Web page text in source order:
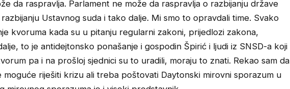
da raspravlja. Parlament ne može da raspravlja o razbijanju države
Ustavnog suda i tako dalje. Mi smo to opravdali time. Svako
kvoruma kada su u pitanju regularni zakoni, prijedlozi zakona,
to je antidejtonsko ponašanje i gospodin Špirić i ljudi iz SNSD-a koji
pa i na prošloj sjednici su to uradili, moraju to znati. Rekao sam da
moguće riješiti krizu ali treba poštovati Daytonski mirovni sporazum u